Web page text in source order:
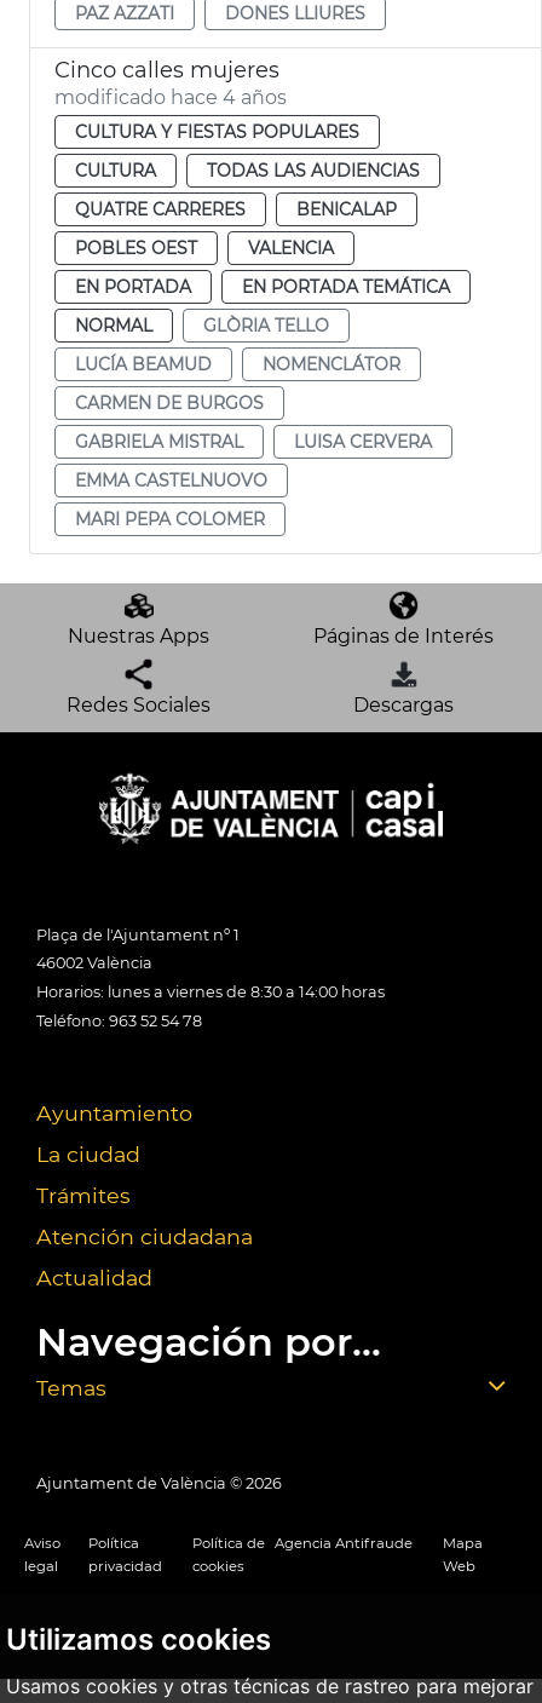
Utilizamos cookies
Usamos cookies y otras técnicas de rastreo para mejorar
PAZ AZZATI
DONES LLIURES
Cinco calles mujeres
modificado hace 4 años
CULTURA Y FIESTAS POPULARES
CULTURA
TODAS LAS AUDIENCIAS
QUATRE CARRERES
BENICALAP
POBLES OEST
VALENCIA
EN PORTADA
EN PORTADA TEMÁTICA
NORMAL
GLÒRIA TELLO
LUCÍA BEAMUD
NOMENCLÁTOR
CARMEN DE BURGOS
GABRIELA MISTRAL
LUISA CERVERA
EMMA CASTELNUOVO
MARI PEPA COLOMER
Nuestras Apps Páginas de Interés
Redes Sociales Descargas
Plaça de l'Ajuntament nº 1
46002 València
Horarios: lunes a viernes de 8:30 a 14:00 horas
Teléfono: 963 52 54 78
Ayuntamiento
La ciudad
Trámites
Atención ciudadana
Actualidad
Navegación por...
Temas
Ajuntament de València © 2026
Aviso
legal
Política
privacidad
Política de
cookies
Agencia Antifraude
Mapa
Web